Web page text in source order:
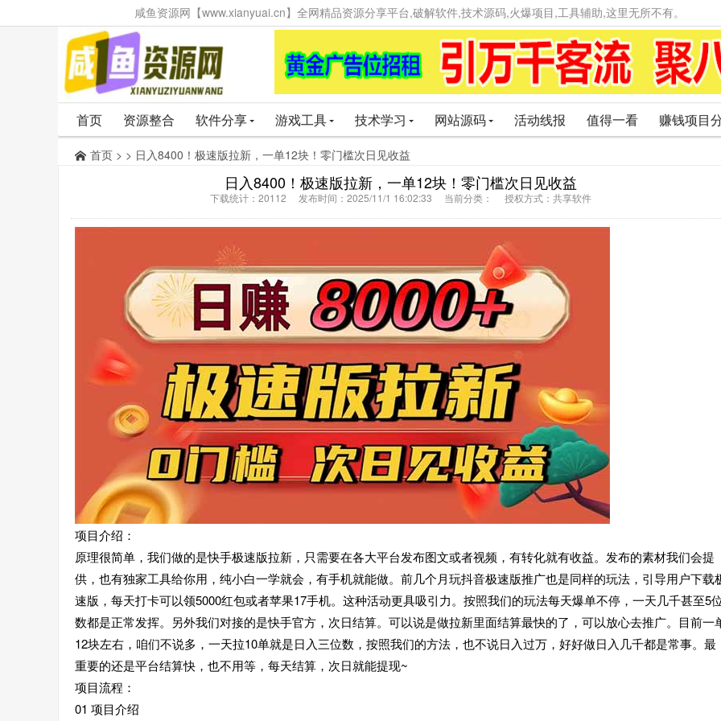
咸鱼资源网【www.xianyuai.cn】全网精品资源分享平台,破解软件,技术源码,火爆项目,工具辅助,这里无所不有。
首页 资源整合 软件分享 游戏工具 技术学习 网站源码 活动线报 值得一看 赚钱项目
首页 > > 日入8400！极速版拉新，一单12块！零门槛次日见收益
日入8400！极速版拉新，一单12块！零门槛次日见收益
下载统计：20112 发布时间：2025/11/1 16:02:33 当前分类： 授权方式：共享软件
项目介绍：
原理很简单，我们做的是快手极速版拉新，只需要在各大平台发布图文或者视频，有转化就有收益。发布的素材我们会提
供，也有独家工具给你用，纯小白一学就会，有手机就能做。前几个月玩抖音极速版推广也是同样的玩法，引导用户下载
速版，每天打卡可以领5000红包或者苹果17手机。这种活动更具吸引力。按照我们的玩法每天爆单不停，一天几千甚至5
数都是正常发挥。另外我们对接的是快手官方，次日结算。可以说是做拉新里面结算最快的了，可以放心去推广。目前一
12块左右，咱们不说多，一天拉10单就是日入三位数，按照我们的方法，也不说日入过万，好好做日入几千都是常事。最
重要的还是平台结算快，也不用等，每天结算，次日就能提现~
项目流程：
01 项目介绍